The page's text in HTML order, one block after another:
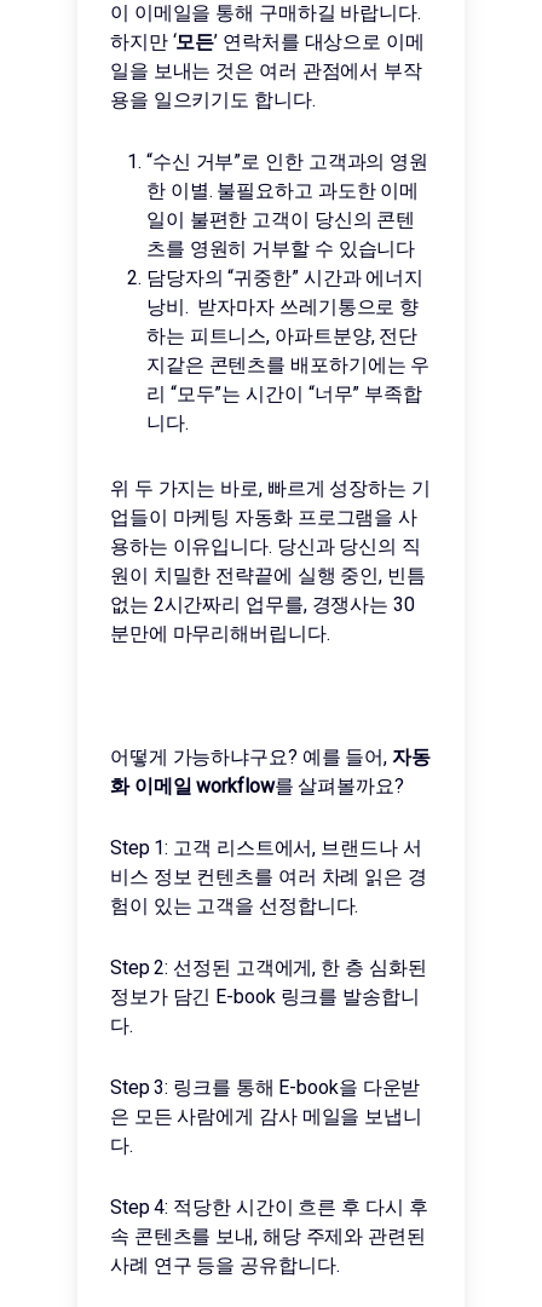
이 이메일을 통해 구매하길 바랍니다.
하지만 ‘모든’ 연락처를 대상으로 이메
일을 보내는 것은 여러 관점에서 부작
용을 일으키기도 합니다.
“수신 거부”로 인한 고객과의 영원
한 이별. 불필요하고 과도한 이메
일이 불편한 고객이 당신의 콘텐
츠를 영원히 거부할 수 있습니다
담당자의 “귀중한” 시간과 에너지
낭비. 받자마자 쓰레기통으로 향
하는 피트니스, 아파트분양, 전단
지같은 콘텐츠를 배포하기에는 우
리 “모두”는 시간이 “너무” 부족합
니다.
위 두 가지는 바로, 빠르게 성장하는 기
업들이 마케팅 자동화 프로그램을 사
용하는 이유입니다. 당신과 당신의 직
원이 치밀한 전략끝에 실행 중인, 빈틈
없는 2시간짜리 업무를, 경쟁사는 30
분만에 마무리해버립니다.
어떻게 가능하냐구요? 예를 들어,자동
화 이메일 workflow를 살펴볼까요?
Step 1: 고객 리스트에서, 브랜드나 서
비스 정보 컨텐츠를 여러 차례 읽은 경
험이 있는 고객을 선정합니다.
Step 2: 선정된 고객에게, 한 층 심화된
정보가 담긴 E-book 링크를 발송합니
다.
Step 3: 링크를 통해 E-book을 다운받
은 모든 사람에게 감사 메일을 보냅니
다.
Step 4: 적당한 시간이 흐른 후 다시 후
속 콘텐츠를 보내, 해당 주제와 관련된
사례 연구 등을 공유합니다.